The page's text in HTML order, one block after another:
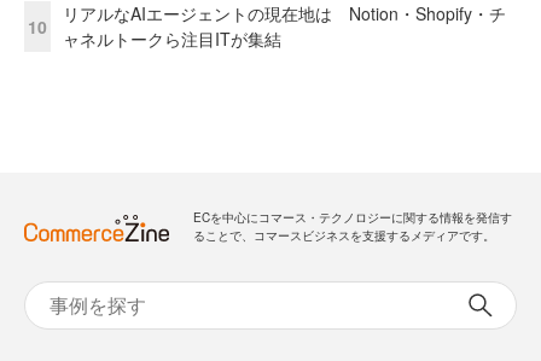
10
リアルなAIエージェントの現在地は Notion・Shopify・チ
ャネルトークら注目ITが集結
ECを中心にコマース・テクノロジーに関する情報を発信す
ることで、コマースビジネスを支援するメディアです。